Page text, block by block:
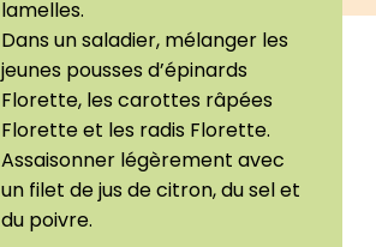
lamelles.
Dans un saladier, mélanger les
jeunes pousses d’épinards
Florette, les carottes râpées
Florette et les radis Florette.
Assaisonner légèrement avec
un filet de jus de citron, du sel et
du poivre.